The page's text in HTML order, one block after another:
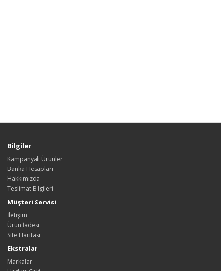
Bilgiler
Kampanyalı Ürünler
Banka Hesapları
Hakkımızda
Teslimat Bilgileri
Müşteri Servisi
İletişim
Ürün İadesi
Site Haritası
Ekstralar
Markalar